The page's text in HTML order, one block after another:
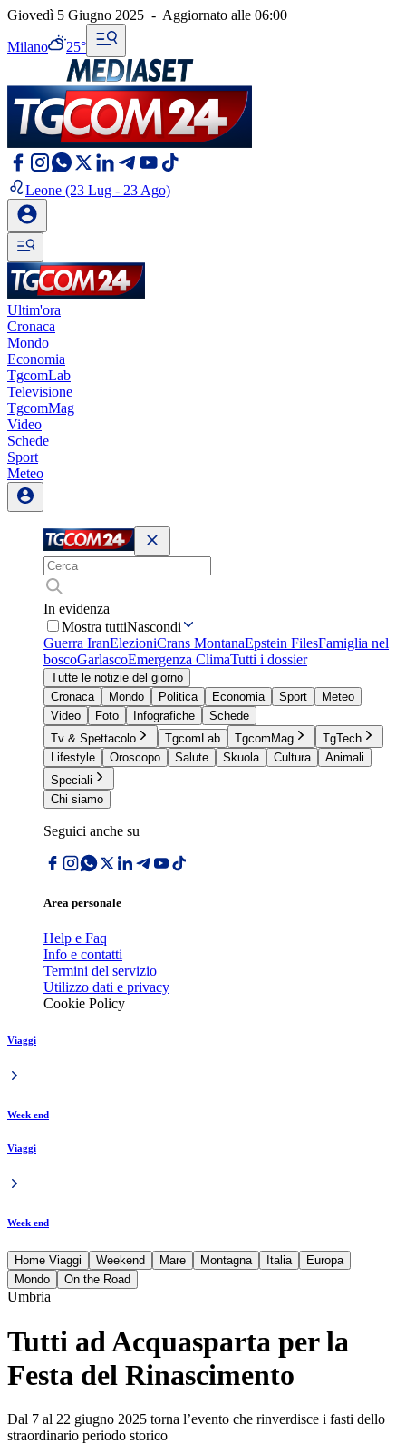
Giovedì 5 Giugno 2025 - Aggiornato alle 06:00
Milano 25°
Leone (23 Lug - 23 Ago)
Ultim'ora
Cronaca
Mondo
Economia
TgcomLab
Televisione
TgcomMag
Video
Schede
Sport
Meteo
In evidenza
Mostra tuttiNascondi
Guerra IranElezioniCrans MontanaEpstein FilesFamiglia nel
boscoGarlascoEmergenza ClimaTutti i dossier
Tutte le notizie del giorno
Cronaca
Mondo Politica Economia Sport
Meteo
Video
Foto Infografiche
Schede
Tv & Spettacolo
TgcomLab TgcomMag
TgTech
Lifestyle
Oroscopo Salute Skuola Cultura
Animali
Speciali
Chi siamo
Seguici anche su
Area personale
Help e Faq
Info e contatti
Termini del servizio
Utilizzo dati e privacy
Cookie Policy
Viaggi
Week end
Viaggi
Week end
Home Viaggi Weekend Mare Montagna Italia
Europa
Mondo
On the Road
Umbria
Tutti ad Acquasparta per la
Festa del Rinascimento
Dal 7 al 22 giugno 2025 torna l’evento che rinverdisce i fasti dello
straordinario periodo storico